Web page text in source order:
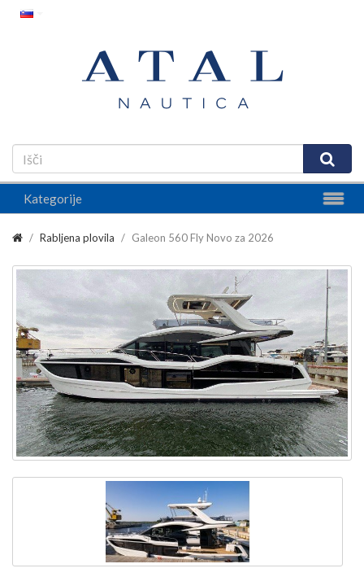
Kategorije
Rabljena plovila Galeon 560 Fly Novo za 2026